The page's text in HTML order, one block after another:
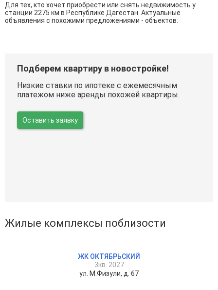
Для тех, кто хочет приобрести или снять недвижимость у
станции 2275 км в Республике Дагестан. Актуальные
объявления с похожими предложениями - объектов.
Подберем квартиру в новостройке!
Низкие ставки по ипотеке с ежемесячным
платежом ниже аренды похожей квартиры.
Оставить заявку
Жилые комплексы поблизости
ЖК ОКТЯБРЬСКИЙ
3кв. 2027
ул. М.Физули, д. 67